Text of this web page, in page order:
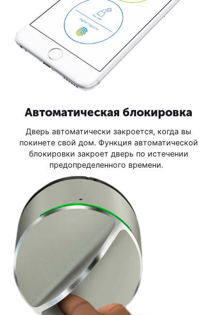
Автоматическая блокировка
Дверь автоматически закроется, когда вы
покинете свой дом. Функция автоматической
блокировки закроет дверь по истечении
предопределенного времени.